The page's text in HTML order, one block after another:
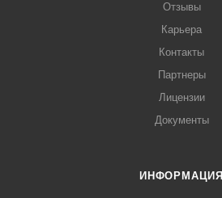
Отзывы
Карьера
Контакты
Партнеры
Лицензии
Документы
ИНФОРМАЦИЯ